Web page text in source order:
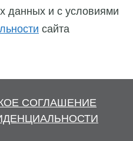
данных и с условиями
сайта
СОГЛАШЕНИЕ